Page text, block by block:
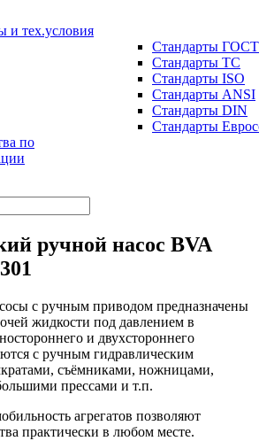
и тех.условия
Стандарты ГОСТ
Стандарты ТС
Стандарты ISO
Стандарты ANSI
Стандарты DIN
Стандарты
по
ручной насос BVA
с ручным приводом предназначены
жидкости под давлением в
и двухстороннего
с ручным гидравлическим
съёмниками, ножницами,
прессами и т.п.
агрегатов позволяют
практически в любом месте.